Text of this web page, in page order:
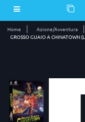
Home
Azione/Avventura
GROSSO GUAIO A